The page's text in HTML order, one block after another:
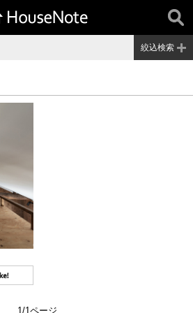
絞込検索
1/1ページ